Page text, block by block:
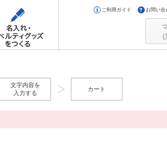
ご利用ガイド お問い合
(
文字内容を
入力する
カート